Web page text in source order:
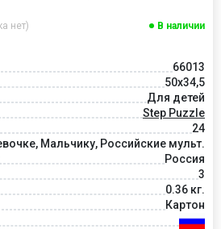
нет) В наличии
66013
50x34,5
Для детей
Step Puzzle
24
Мальчику, Российские мульт.
Россия
3
0.36 кг.
Картон